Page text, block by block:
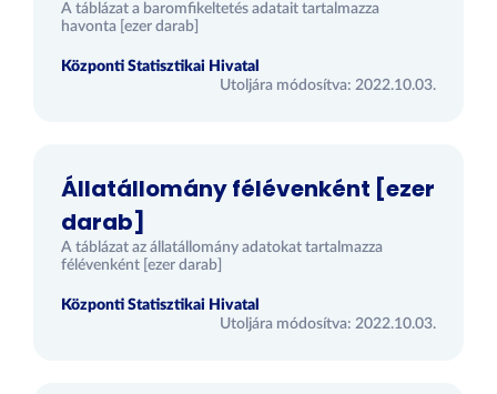
A táblázat a baromfikeltetés adatait tartalmazza
havonta [ezer darab]
Központi Statisztikai Hivatal
Utoljára módosítva: 2022.10.03.
Állatállomány félévenként [ezer
darab]
A táblázat az állatállomány adatokat tartalmazza
félévenként [ezer darab]
Központi Statisztikai Hivatal
Utoljára módosítva: 2022.10.03.